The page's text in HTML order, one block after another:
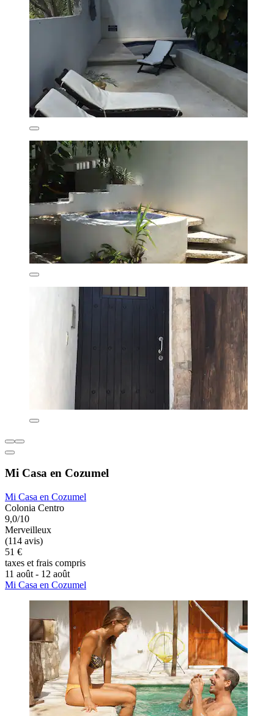
Mi Casa en Cozumel
Mi Casa en Cozumel
Colonia Centro
9,0/10
Merveilleux
(114 avis)
51 €
taxes et frais compris
11 août - 12 août
Mi Casa en Cozumel